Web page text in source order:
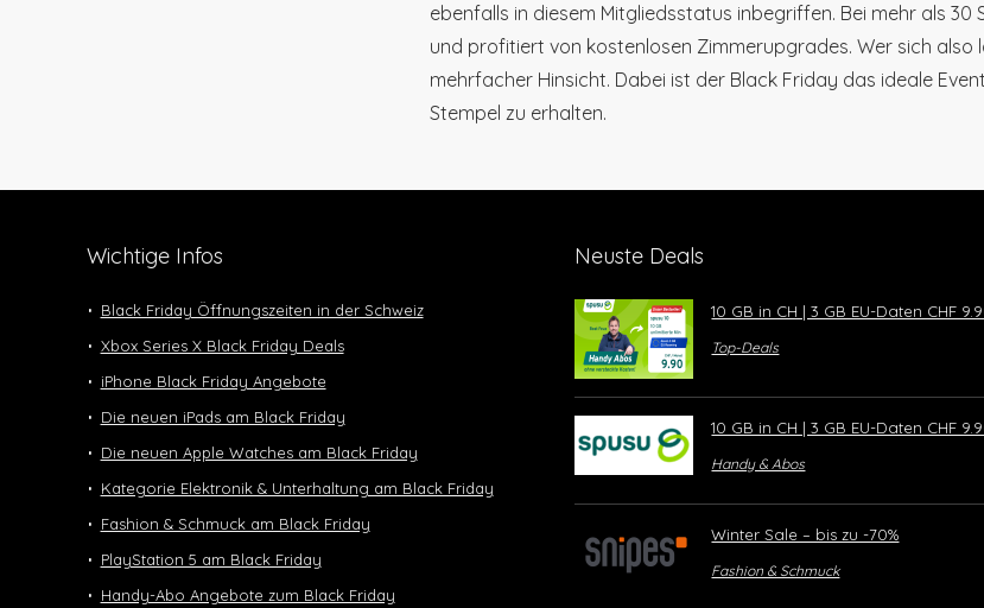
ebenfalls in diesem Mitgliedsstatus inbegriffen. Bei mehr als
und profitiert von kostenlosen Zimmerupgrades. Wer sich
mehrfacher Hinsicht. Dabei ist der Black Friday das ideale
Stempel zu erhalten.
Wichtige Infos
Black Friday Öffnungszeiten in der Schweiz
Xbox Series X Black Friday Deals
iPhone Black Friday Angebote
Die neuen iPads am Black Friday
Die neuen Apple Watches am Black Friday
Kategorie Elektronik & Unterhaltung am Black Friday
Fashion & Schmuck am Black Friday
PlayStation 5 am Black Friday
Handy-Abo Angebote zum Black Friday
Neuste Deals
10 GB in CH | 3 GB EU-Daten CHF
Top-Deals
10 GB in CH | 3 GB EU-Daten CHF
Handy & Abos
Winter Sale – bis zu -70%
Fashion & Schmuck